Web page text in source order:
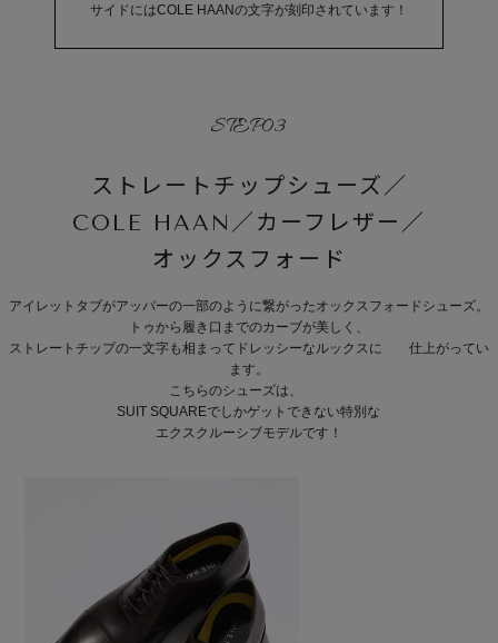
サイドにはCOLE HAANの文字が刻印されています！
STEP03
ストレートチップシューズ／
COLE HAAN／カーフレザー／
オックスフォード
アイレットタブがアッパーの一部のように繋がったオックスフォードシューズ。
トゥから履き口までのカーブが美しく、
ストレートチップの一文字も相まってドレッシーなルックスに 仕上がってい
ます。
こちらのシューズは、
SUIT SQUAREでしかゲットできない特別な
エクスクルーシブモデルです！